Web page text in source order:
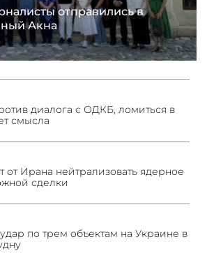
отправились в
Акна
диалога с ОДКБ, ломиться в
смысла
Ирана нейтрализовать ядерное
сделки
по трем объектам на Украине в